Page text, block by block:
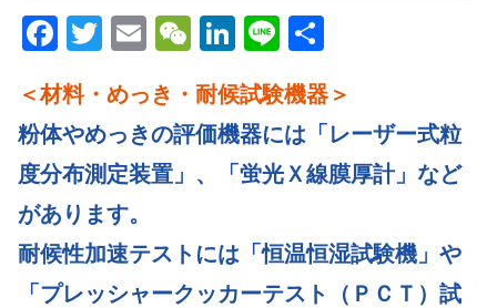
F
c
e
b
o
o
k
T
tt
er
E
ail
W
C
h
at
Li
k
e
dI
Li
e
ar
e
＜材料・めっき・耐候試験機器＞
粉体やめっきの評価機器には「レーザー式粒
度分布測定装置」、「蛍光Ｘ線膜厚計」など
があります。
耐候性加速テストには「恒温恒湿試験機」や
「プレッシャークッカーテスト（ＰＣＴ）試